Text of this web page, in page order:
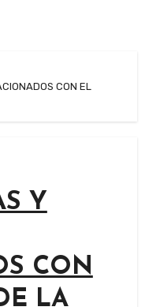
CON EL
Y
CON
LA